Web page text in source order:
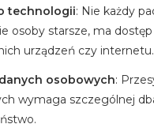
technologii: Nie każdy
osoby starsze, ma
urządzeń czy internetu.
osobowych:
wymaga szczególnej